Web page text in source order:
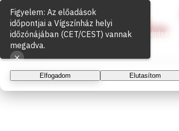
Sütik használata
Az oldal működéséhez és a látogatottság méréséhez
sütiket használunk. A folytatással elfogadja a sütik
használatát.
Elfogadom Elutasítom